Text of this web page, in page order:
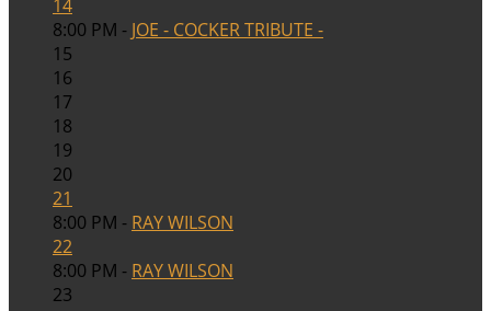
14
8:00 PM - JOE - COCKER TRIBUTE -
15
16
17
18
19
20
21
8:00 PM - RAY WILSON
22
8:00 PM - RAY WILSON
23